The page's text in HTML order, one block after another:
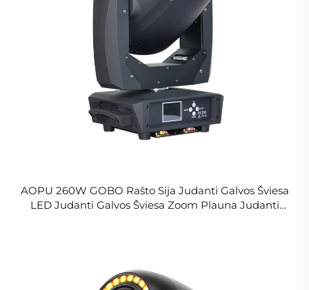
AOPU 260W GOBO Rašto Sija Judanti Galvos Šviesa
LED Judanti Galvos Šviesa Zoom Plauna Judanti